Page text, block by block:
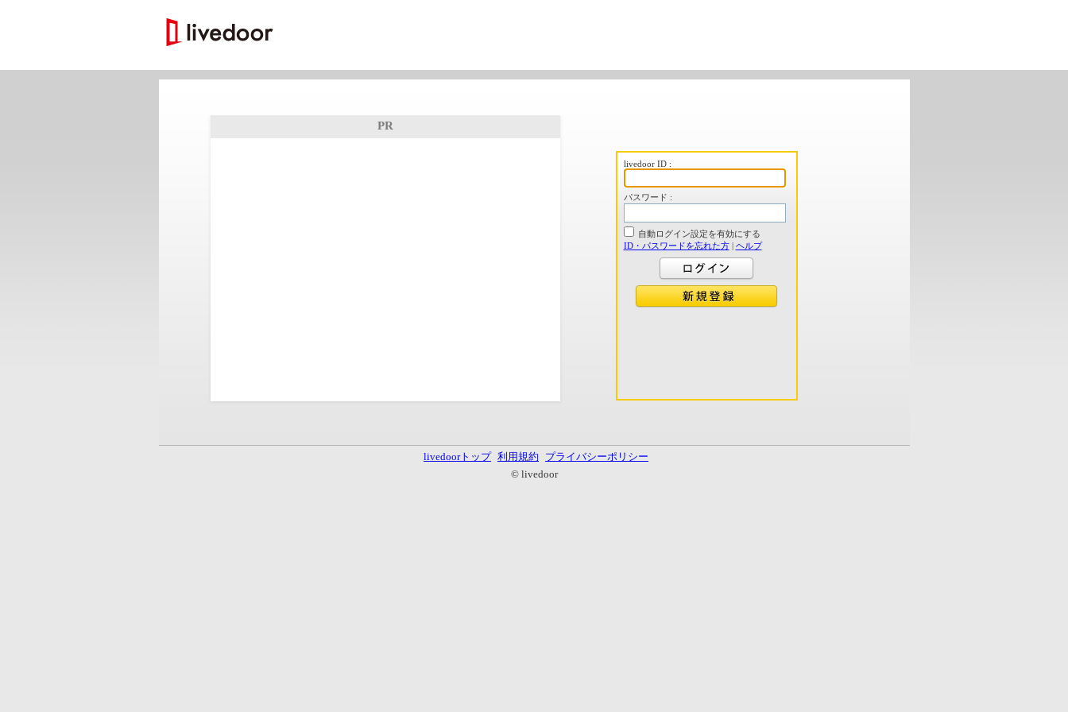
PR
livedoor ID :
パスワード :
自動ログイン設定を有効にする
ID・パスワードを忘れた方| ヘルプ
livedoorトップ 利用規約
プライバシーポリシー
© livedoor